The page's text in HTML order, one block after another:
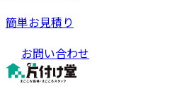
簡単お見積り
お問い合わせ